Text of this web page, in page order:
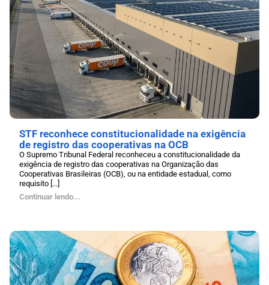
STF reconhece constitucionalidade na exigência
de registro das cooperativas na OCB
O Supremo Tribunal Federal reconheceu a constitucionalidade da
exigência de registro das cooperativas na Organização das
Cooperativas Brasileiras (OCB), ou na entidade estadual, como
requisito [...]
Continuar lendo...